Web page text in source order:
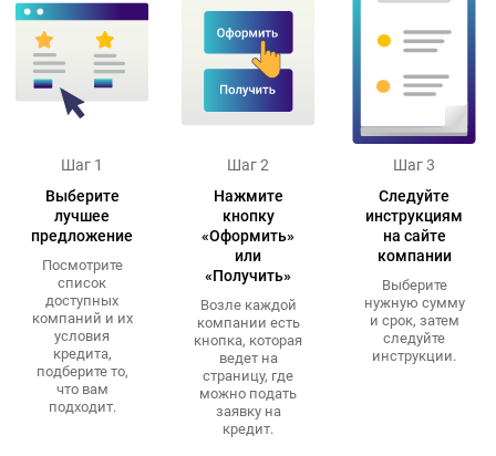
Шаг 1
Выберите
лучшее
предложение
Посмотрите
список
доступных
компаний и их
условия
кредита,
подберите то,
что вам
подходит.
Шаг 2
Нажмите
кнопку
«Оформить»
или
«Получить»
Возле каждой
компании есть
кнопка, которая
ведет на
страницу, где
можно подать
заявку на
кредит.
Шаг 3
Следуйте
инструкциям
на сайте
компании
Выберите
нужную сумму
и срок, затем
следуйте
инструкции.